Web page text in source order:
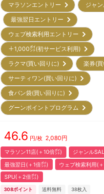
マラソンエントリー
ジャ
最強翌日エントリー
ウェブ検索利用エントリー
＋1,000㌽(初サービス利用)
ラクマ(買い回りに)
楽券(
サーティワン(買い回りに)
食パン袋(買い回りに)
グーンポイントプログラム
46.6 円/枚 2,080円
マラソン11店(＋10倍㌽)
ジャンル
最強翌日(＋1倍㌽)
ウェブ検索利用(
SPU(＋2倍㌽)
308ポイント 送料無料 38枚入